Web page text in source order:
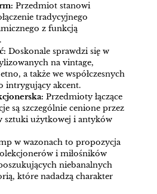
Przedmiot stanowi
tradycyjnego
z funkcją
Doskonale sprawdzi się w
na vintage,
a także we współczesnych
intrygujący akcent.
Przedmioty łączące
są szczególnie cenione przez
sztuki użytkowej i antyków
w wazonach to propozycja
i miłośników
niebanalnych
które nadadzą charakter